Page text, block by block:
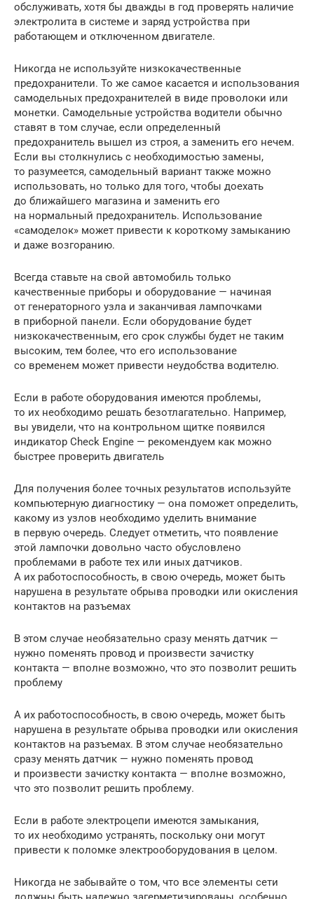
обслуживать, хотя бы дважды в год проверять наличие
электролита в системе и заряд устройства при
работающем и отключенном двигателе.
Никогда не используйте низкокачественные
предохранители. То же самое касается и использования
самодельных предохранителей в виде проволоки или
монетки. Самодельные устройства водители обычно
ставят в том случае, если определенный
предохранитель вышел из строя, а заменить его нечем.
Если вы столкнулись с необходимостью замены,
то разумеется, самодельный вариант также можно
использовать, но только для того, чтобы доехать
до ближайшего магазина и заменить его
на нормальный предохранитель. Использование
«самоделок» может привести к короткому замыканию
и даже возгоранию.
Всегда ставьте на свой автомобиль только
качественные приборы и оборудование — начиная
от генераторного узла и заканчивая лампочками
в приборной панели. Если оборудование будет
низкокачественным, его срок службы будет не таким
высоким, тем более, что его использование
со временем может привести неудобства водителю.
Если в работе оборудования имеются проблемы,
то их необходимо решать безотлагательно. Например,
вы увидели, что на контрольном щитке появился
индикатор Check Engine — рекомендуем как можно
быстрее проверить двигатель
Для получения более точных результатов используйте
компьютерную диагностику — она поможет определить,
какому из узлов необходимо уделить внимание
в первую очередь. Следует отметить, что появление
этой лампочки довольно часто обусловлено
проблемами в работе тех или иных датчиков.
А их работоспособность, в свою очередь, может быть
нарушена в результате обрыва проводки или окисления
контактов на разъемах
В этом случае необязательно сразу менять датчик —
нужно поменять провод и произвести зачистку
контакта — вполне возможно, что это позволит решить
проблему
А их работоспособность, в свою очередь, может быть
нарушена в результате обрыва проводки или окисления
контактов на разъемах. В этом случае необязательно
сразу менять датчик — нужно поменять провод
и произвести зачистку контакта — вполне возможно,
что это позволит решить проблему.
Если в работе электроцепи имеются замыкания,
то их необходимо устранять, поскольку они могут
привести к поломке электрооборудования в целом.
Никогда не забывайте о том, что все элементы сети